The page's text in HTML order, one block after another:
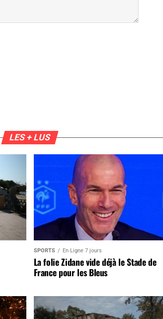
LES + LUS
SPORTS En Ligne 7 jours
La folie Zidane vide déjà le Stade de
France pour les Bleus